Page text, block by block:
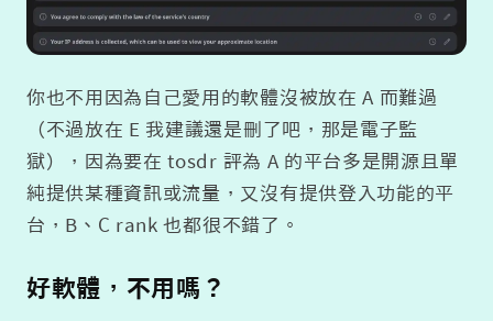
你也不用因為自己愛用的軟體沒被放在 A 而難過
（不過放在 E 我建議還是刪了吧，那是電子監
獄），因為要在 tosdr 評為 A 的平台多是開源且單
純提供某種資訊或流量，又沒有提供登入功能的平
台，B、C rank 也都很不錯了。
好軟體，不用嗎？